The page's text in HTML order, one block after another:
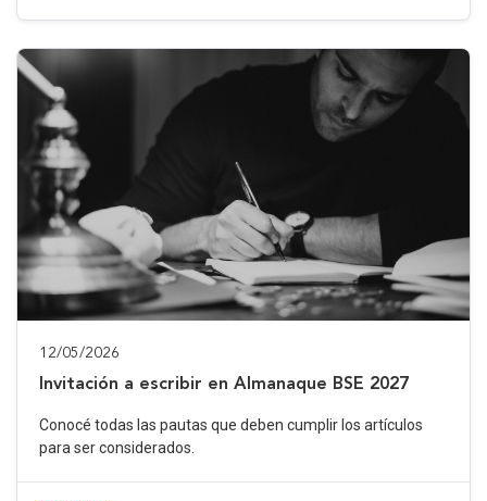
12/05/2026
Invitación a escribir en Almanaque BSE 2027
Conocé todas las pautas que deben cumplir los artículos
para ser considerados.